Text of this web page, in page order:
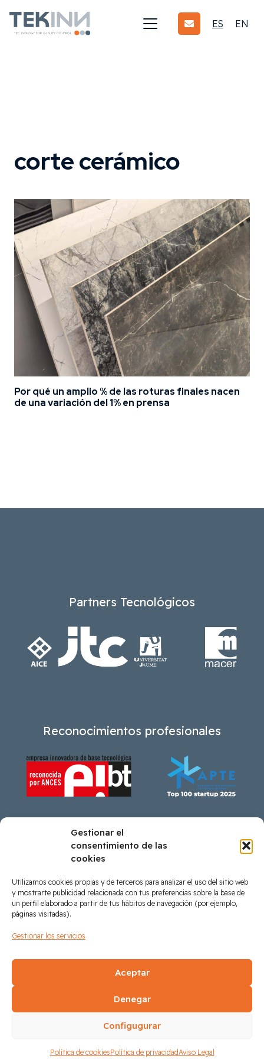
Gestionar el
consentimiento de las
cookies
Utilizamos cookies propias y de terceros para analizar el uso del sitio web
y mostrarte publicidad relacionada con tus preferencias sobre la base de
un perfil elaborado a partir de tus hábitos de navegación (por ejemplo,
páginas visitadas).
Gestionar los servicios
Aceptar
Denegar
Configugurar
Política de cookiesPolítica de privacidadAviso Legal
ES EN
corte cerámico
Por qué un amplio % de las roturas finales nacen
de una variación del 1% en prensa
Partners Tecnológicos
Reconocimientos profesionales
Ayudas recibidas
inversores privados del Programa Comunitat
Síguenos en LinkedIn